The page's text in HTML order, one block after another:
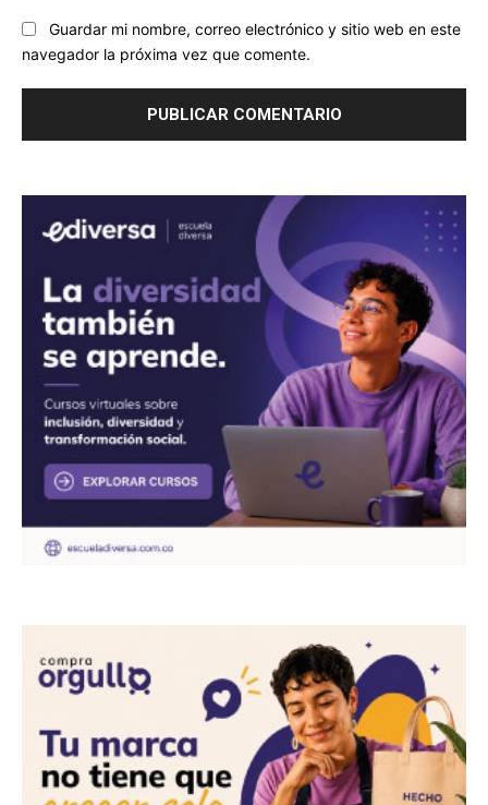
Guardar mi nombre, correo electrónico y sitio web en este
navegador la próxima vez que comente.